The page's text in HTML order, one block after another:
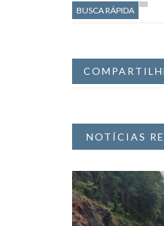
BUSCA RÁPIDA
NOTÍCIAS